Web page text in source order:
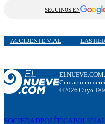
SEGUINOS EN
ACCIDENTE VIAL LAS
Contacto
©2026 Cuyo
SOCIEDADPOLÍTICA